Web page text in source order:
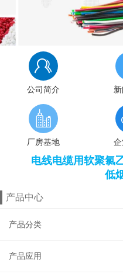
公司简介
厂房基地
电线电缆用软聚氯
低
产品中心
产品分类
产品应用